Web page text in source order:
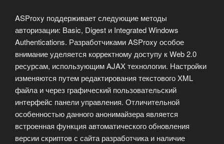
ASProxy поддерживает следующие методы
авторизации: Basic, Digest и Integrated Windows
Authentications. Разработчиками ASProxy особое
внимание уделяется корректному доступу к Web 2.0
ресурсам, использующим AJAX технологии. Настройки
изменяются путем редактирования текстового XML
файла и через графический пользовательский
интерфейс панели управления. Отличительной
особенностью данного анонимайзера является
встроенная функция автоматического обновления
версии скриптов с сайта разработчика и наличие